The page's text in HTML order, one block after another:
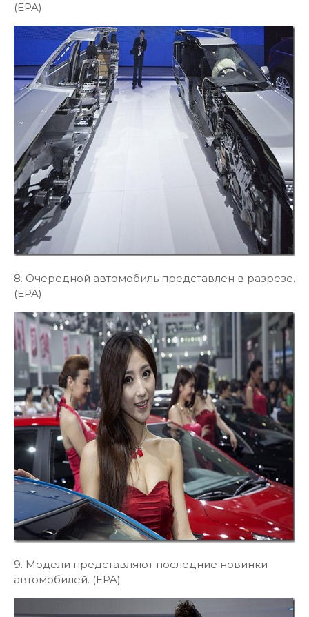
(EPA)
8. Очередной автомобиль представлен в разрезе.
(EPA)
9. Модели представляют последние новинки
автомобилей. (EPA)